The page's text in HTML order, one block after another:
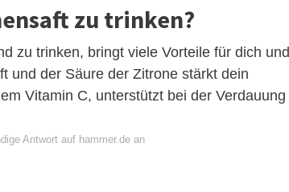
zu trinken?
zu trinken, bringt viele Vorteile für dich und
und der Säure der Zitrone stärkt dein
Vitamin C, unterstützt bei der Verdauung
Antwort auf hammer.de an